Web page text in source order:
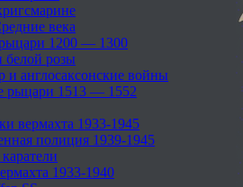
века
1200 — 1300
белой розы
и англосаксонские войны
рыцари 1513 — 1552
вермахта 1933-1945
полиция 1939-1945
1933-1940